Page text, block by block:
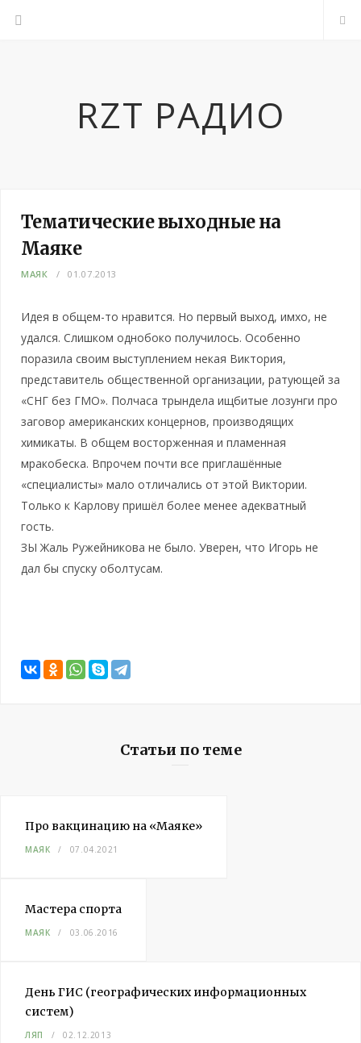
RZT РАДИО
Тематические выходные на
Маяке
МАЯК 01.07.2013
Идея в общем-то нравится. Но первый выход, имхо, не
удался. Слишком однобоко получилось. Особенно
поразила своим выступлением некая Виктория,
представитель общественной организации, ратующей за
«СНГ без ГМО». Полчаса трындела ищбитые лозунги про
заговор американских концернов, производящих
химикаты. В общем восторженная и пламенная
мракобеска. Впрочем почти все приглашённые
«специалисты» мало отличались от этой Виктории.
Только к Карлову пришёл более менее адекватный
гость.
ЗЫ Жаль Ружейникова не было. Уверен, что Игорь не
дал бы спуску оболтусам.
Статьи по теме
Про вакцинацию на «Маяке»
МАЯК 07.04.2021
Мастера спорта
МАЯК 03.06.2016
День ГИС (географических информационных
систем)
ЛЯП 02.12.2013